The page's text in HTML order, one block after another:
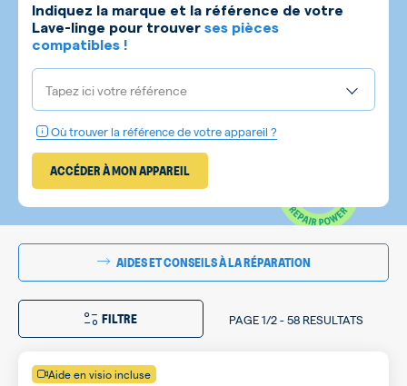
Indiquez la marque et la référence de votre
Lave-linge pour trouver ses pièces
compatibles !
Tapez ici votre référence
Où trouver la référence de votre appareil ?
ACCÉDER À MON APPAREIL
AIDES ET CONSEILS À LA RÉPARATION
FILTRE PAGE1/2-58 RESULTATS
Aide en visio incluse